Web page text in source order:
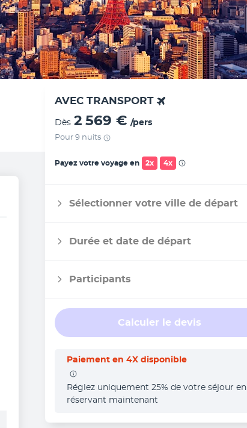
AVEC TRANSPORT
Dès 2 569 € /pers
Pour 9 nuits
Payez votre voyage en 2x 4x
Sélectionner votre ville de départ
Durée et date de départ
Participants
Calculer le devis
Paiement en 4X disponible
Réglez uniquement 25% de votre séjour en
réservant maintenant